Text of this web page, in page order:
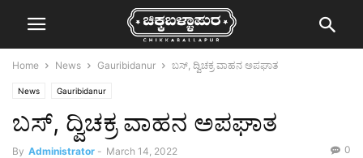
Home News Gauribidanur ಬಸ್, ದ್ವಿಚಕ್ರ ವಾಹನ ಅಪಘಾತ
News Gauribidanur
ಬಸ್, ದ್ವಿಚಕ್ರ ವಾಹನ ಅಪಘಾತ
By Administrator - March 14, 2022 0